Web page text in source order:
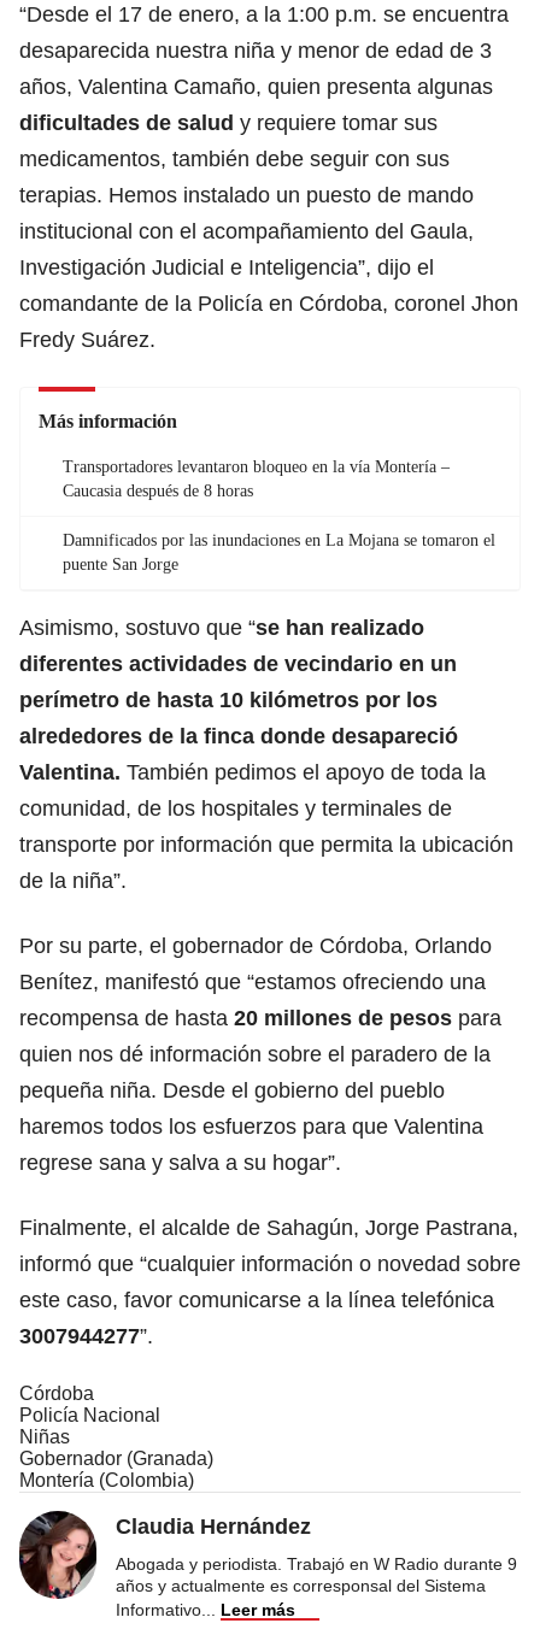
“Desde el 17 de enero, a la 1:00 p.m. se encuentra
desaparecida nuestra niña y menor de edad de 3
años, Valentina Camaño, quien presenta algunas
dificultades de salud y requiere tomar sus
medicamentos, también debe seguir con sus
terapias. Hemos instalado un puesto de mando
institucional con el acompañamiento del Gaula,
Investigación Judicial e Inteligencia”, dijo el
comandante de la Policía en Córdoba, coronel Jhon
Fredy Suárez.
Más información
Transportadores levantaron bloqueo en la vía Montería –
Caucasia después de 8 horas
Damnificados por las inundaciones en La Mojana se tomaron el
puente San Jorge
Asimismo, sostuvo que “se han realizado
diferentes actividades de vecindario en un
perímetro de hasta 10 kilómetros por los
alrededores de la finca donde desapareció
Valentina. También pedimos el apoyo de toda la
comunidad, de los hospitales y terminales de
transporte por información que permita la ubicación
de la niña”.
Por su parte, el gobernador de Córdoba, Orlando
Benítez, manifestó que “estamos ofreciendo una
recompensa de hasta 20 millones de pesos para
quien nos dé información sobre el paradero de la
pequeña niña. Desde el gobierno del pueblo
haremos todos los esfuerzos para que Valentina
regrese sana y salva a su hogar”.
Finalmente, el alcalde de Sahagún, Jorge Pastrana,
informó que “cualquier información o novedad sobre
este caso, favor comunicarse a la línea telefónica
3007944277”.
Córdoba
Policía Nacional
Niñas
Gobernador (Granada)
Montería (Colombia)
Claudia Hernández
Abogada y periodista. Trabajó en W Radio durante 9
años y actualmente es corresponsal del Sistema
Informativo
Leer más